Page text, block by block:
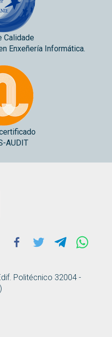
Calidade
Enxeñería Informática.
AUDIT
Politécnico 32004 -
Facebook
Twitter Telegram